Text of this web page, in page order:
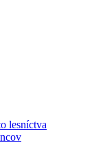
lesníctva